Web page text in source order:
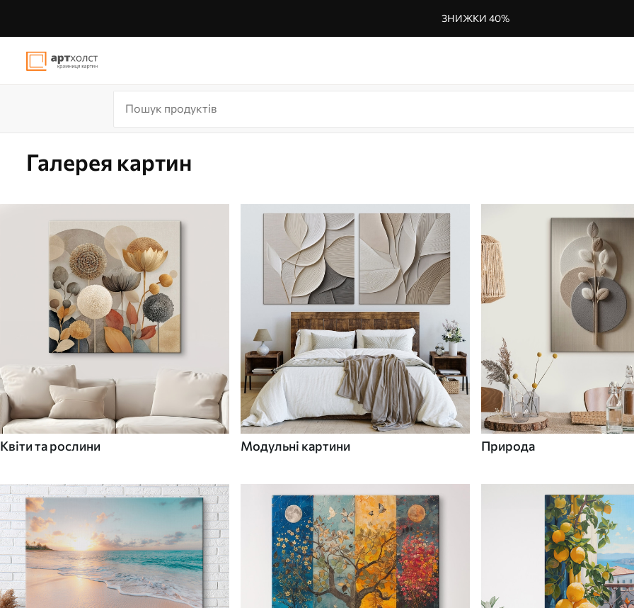
ЗНИЖКИ 40%
Галерея картин
Квіти та рослини Модульні картини Природа